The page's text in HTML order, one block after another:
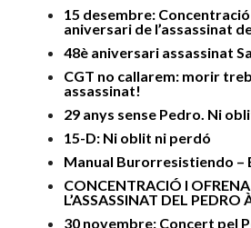
15 desembre:
aniversari de l’assassinat
48è aniversari assassinat
CGT no callarem: morir
assassinat!
29 anys sense Pedro. Ni
15-D: Ni oblit ni perdó
Manual Burorresistiendo –
CONCENTRACIÓ I
L’ASSASSINAT DEL PEDRO
30 novembre: Concert pel